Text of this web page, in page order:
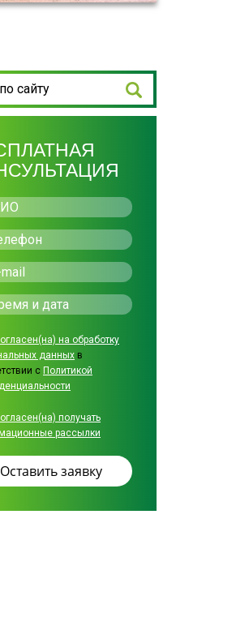
на обработку
данных в
с Политикой
получать
рассылки